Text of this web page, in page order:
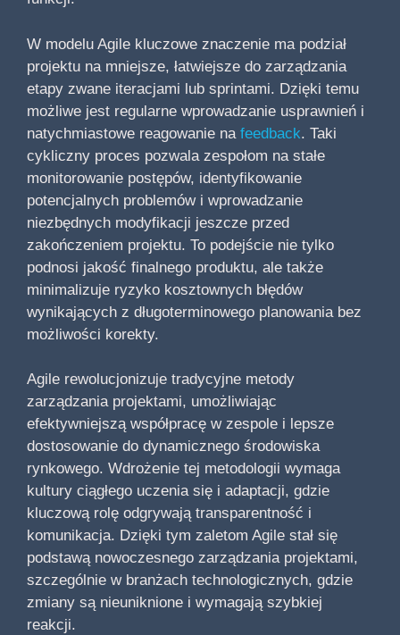
W modelu Agile kluczowe znaczenie ma podział
projektu na mniejsze, łatwiejsze do zarządzania
etapy zwane iteracjami lub sprintami. Dzięki temu
możliwe jest regularne wprowadzanie usprawnień i
natychmiastowe reagowanie na feedback. Taki
cykliczny proces pozwala zespołom na stałe
monitorowanie postępów, identyfikowanie
potencjalnych problemów i wprowadzanie
niezbędnych modyfikacji jeszcze przed
zakończeniem projektu. To podejście nie tylko
podnosi jakość finalnego produktu, ale także
minimalizuje ryzyko kosztownych błędów
wynikających z długoterminowego planowania bez
możliwości korekty.
Agile rewolucjonizuje tradycyjne metody
zarządzania projektami, umożliwiając
efektywniejszą współpracę w zespole i lepsze
dostosowanie do dynamicznego środowiska
rynkowego. Wdrożenie tej metodologii wymaga
kultury ciągłego uczenia się i adaptacji, gdzie
kluczową rolę odgrywają transparentność i
komunikacja. Dzięki tym zaletom Agile stał się
podstawą nowoczesnego zarządzania projektami,
szczególnie w branżach technologicznych, gdzie
zmiany są nieuniknione i wymagają szybkiej
reakcji.